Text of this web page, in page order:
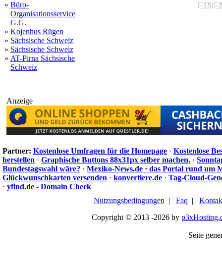
» Büro-
Organisationsservice
G.G.
» Kojenhus Rügen
» Sächsische Schweiz
» Sächsische Schweiz
» AT-Pirna Sächsische
Schweiz
Anzeige
Partner: Kostenlose Umfragen für die Homepage · Kostenlose
herstellen · Graphische Buttons 88x31px selber machen. ·
Bundestagswahl wäre? · Mexiko-News.de · das Portal rund um
Glückwunschkarten versenden · konvertiere.de · Tag-Cloud-
· yfind.de - Domain Check
Nutzungsbedingungen | Faq |
Copyright © 2013 -2026 by
Seite